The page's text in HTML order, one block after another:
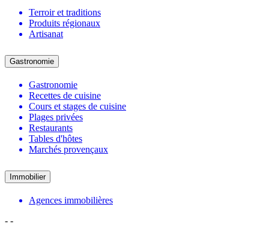
Terroir et traditions
Produits régionaux
Artisanat
Gastronomie
Gastronomie
Recettes de cuisine
Cours et stages de cuisine
Plages privées
Restaurants
Tables d'hôtes
Marchés provençaux
Immobilier
Agences immobilières
- -